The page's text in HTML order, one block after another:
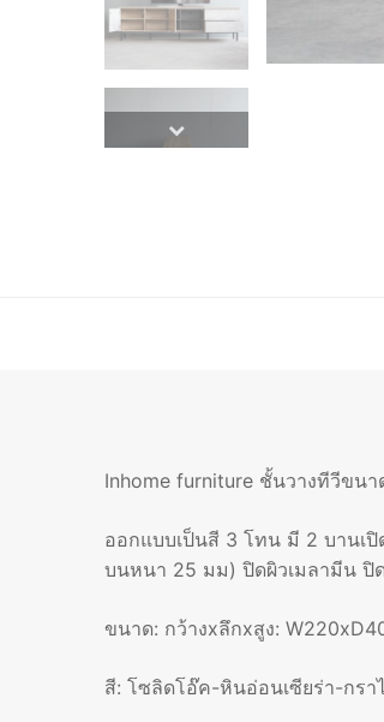
Inhome furniture ชั้นวางทีวีขน
ออกแบบเป็นสี 3 โทน มี 2 บานเ
บนหนา 25 มม) ปิดผิวเมลามีน ปิ
ขนาด: กว้างxลึกxสูง:
สี: โซลิดโอ๊ค-หินอ่อนเซียร่า-กร